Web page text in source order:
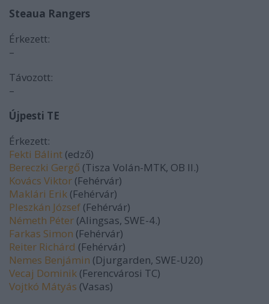
Steaua Rangers
Érkezett:
–
Távozott:
–
Újpesti TE
Érkezett:
Fekti Bálint (edző)
Bereczki Gergő (Tisza Volán-MTK, OB II.)
Kovács Viktor (Fehérvár)
Maklári Erik (Fehérvár)
Pleszkán József (Fehérvár)
Németh Péter (Alingsas, SWE-4.)
Farkas Simon (Fehérvár)
Reiter Richárd (Fehérvár)
Nemes Benjámin (Djurgarden, SWE-U20)
Vecaj Dominik (Ferencvárosi TC)
Vojtkó Mátyás (Vasas)